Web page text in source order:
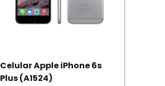
Celular Apple iPhone 6s
Plus (A1524)